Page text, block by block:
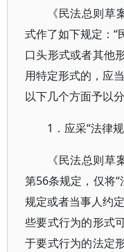
《民法总则
式作了如下规定：“
口头形式或者其他
用特定形式的，应
以下几个方面予以分
1．应采“法律
《民法总则草
第56条规定，仅将
规定或者当事人约
些要式行为的形式
于要式行为的法定